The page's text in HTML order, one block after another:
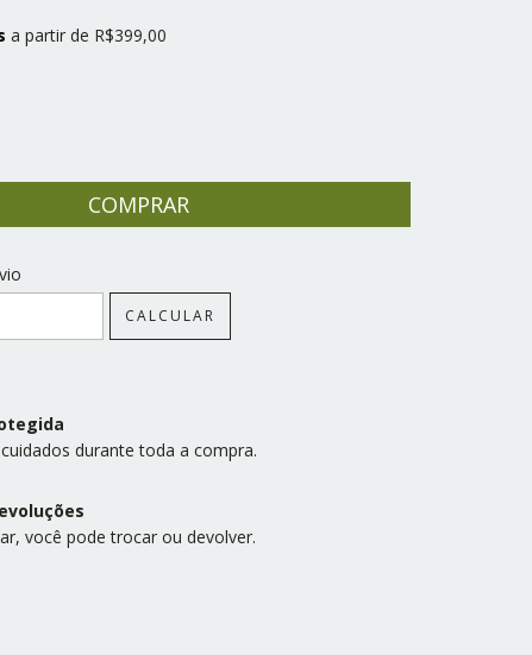
a partir de R$399,00
CALCULAR
durante toda a compra.
você pode trocar ou devolver.